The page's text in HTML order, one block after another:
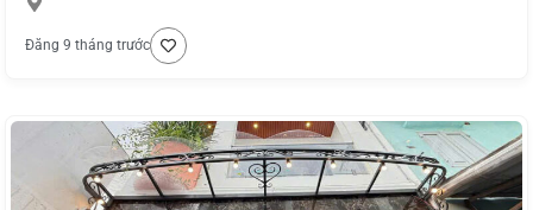
Đăng 9 tháng trước